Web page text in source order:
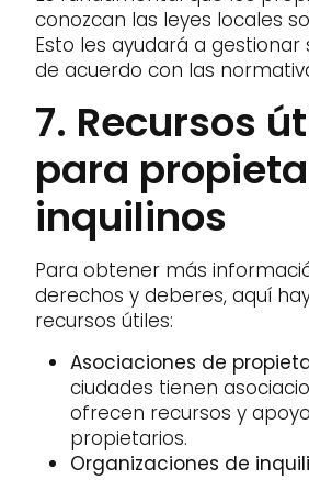
conozcan las leyes locales
Esto les ayudará a gestionar
de acuerdo con las
7. Recursos
para
inquilinos
Para obtener más
derechos y deberes, aquí
recursos útiles:
Asociaciones de
ciudades tienen
ofrecen recursos y
propietarios.
Organizaciones de